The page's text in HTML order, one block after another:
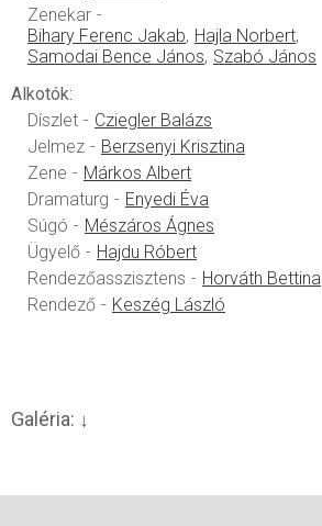
Zenekar
Bihary Ferenc Jakab Hajla Norbert
Samodai Bence János Szabó János
Alkotók:
Díszlet
Cziegler Balázs
Jelmez
Berzsenyi Krisztina
Zene
Márkos Albert
Dramaturg
Enyedi Éva
Súgó
Mészáros Ágnes
Ügyelő
Hajdu Róbert
Rendezőasszisztens
Horváth Bettina
Rendező
Keszég László
Galéria: